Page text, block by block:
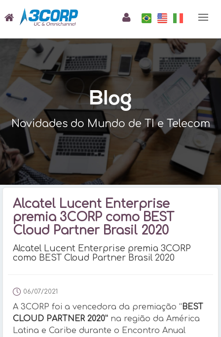
Blog
Novidades do Mundo de TI e Telecom
Alcatel Lucent Enterprise
premia 3CORP como BEST
Cloud Partner Brasil 2020
Alcatel Lucent Enterprise premia 3CORP
como BEST Cloud Partner Brasil 2020
06/07/2021
A 3CORP foi a vencedora da premiação “BEST
CLOUD PARTNER 2020” na região da América
Latina e Caribe durante o Encontro Anual